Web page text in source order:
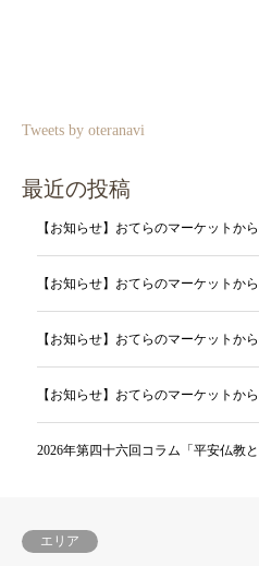
Tweets by oteranavi
最近の投稿
【お知らせ】おてらのマーケットか
【お知らせ】おてらのマーケットか
【お知らせ】おてらのマーケットか
【お知らせ】おてらのマーケットか
2026年第四十六回コラム「平安仏教
エリア